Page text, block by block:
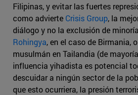
Filipinas, y evitar las fuertes
como advierte Crisis Group, la
diálogo y no la exclusión de
Rohingya, en el caso de Birmania,
musulmán en Tailandia (de
influencia yihadista es potencial
descuidar a ningún sector de la
que esto ocurriera, la presión